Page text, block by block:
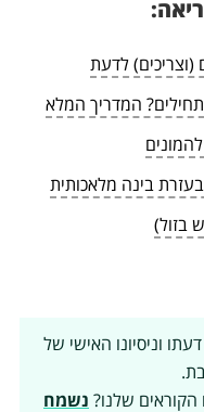
לדעת
המדריך המלא
וניסיונו האישי של
שלנו? נשמח